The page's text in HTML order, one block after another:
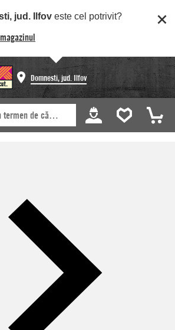
jud. Ilfov este cel potrivit?
Domnesti, jud. Ilfov